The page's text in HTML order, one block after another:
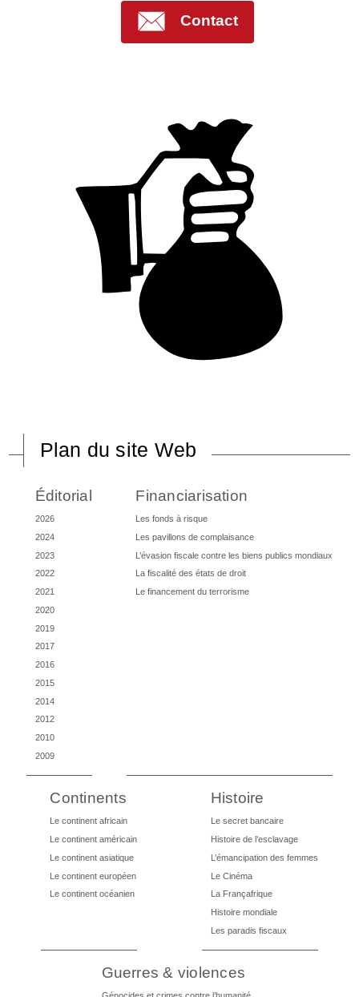
Contact
Plan du site Web
Éditorial
2026
2024
2023
2022
2021
2020
2019
2017
2016
2015
2014
2012
2010
2009
Financiarisation
Les fonds à risque
Les pavillons de complaisance
L’évasion fiscale contre les biens publics mondiaux
La fiscalité des états de droit
Le financement du terrorisme
Continents
Le continent africain
Le continent américain
Le continent asiatique
Le continent européen
Le continent océanien
Histoire
Le secret bancaire
Histoire de l’esclavage
L’émancipation des femmes
Le Cinéma
La Françafrique
Histoire mondiale
Les paradis fiscaux
Guerres & violences